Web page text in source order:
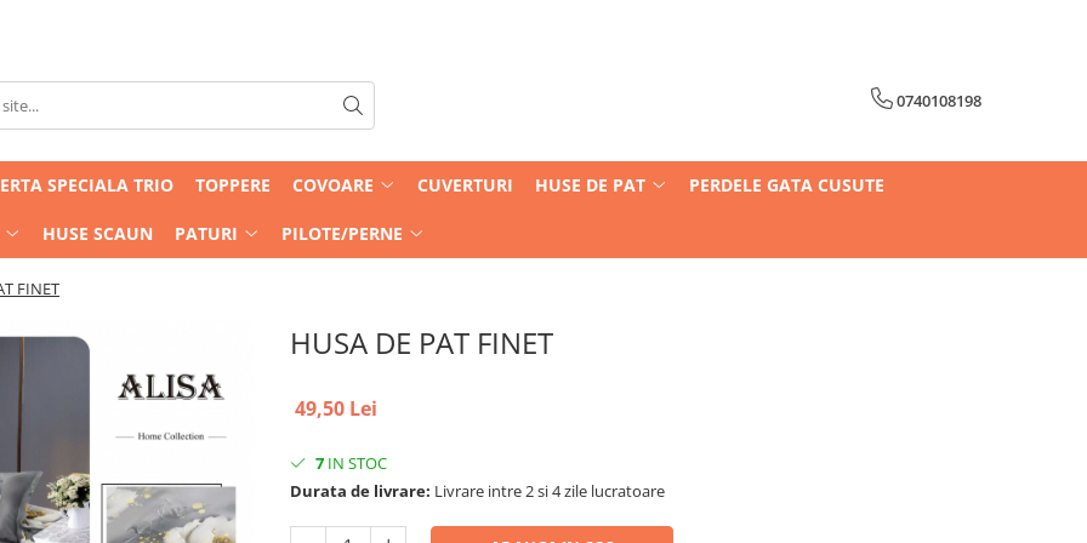
0740108198
SPECIALA TRIO TOPPERE COVOARE CUVERTURI HUSE DE PAT PERDELE GATA CUSUTE
HUSE SCAUN PATURI PILOTE/PERNE
FINET
HUSA DE PAT FINET
49,50 Lei
7 IN STOC
Durata de livrare: Livrare intre 2 si 4 zile lucratoare